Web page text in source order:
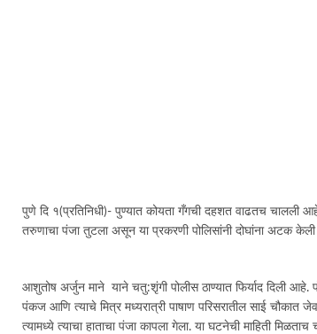
पुणे दि १(प्रतिनिधी)- पुण्यात कोयता गँगची दहशत वाढतच चालली
तरुणाचा पंजा तुटला असून या प्रकरणी पोलिसांनी दोघांना अटक
आशुतोष अर्जुन माने याने चतु:शृंगी पोलीस ठाण्यात फिर्याद दिली आहे.
पंकज आणि त्याचे मित्र मध्यरात्री पाषाण परिसरातील साई चौकात
त्यामध्ये त्याचा हाताचा पंजा कापला गेला. या घटनेची माहिती